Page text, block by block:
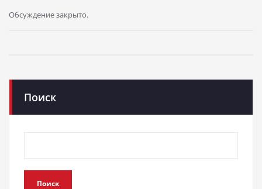
Обсуждение закрыто.
Поиск
Поиск